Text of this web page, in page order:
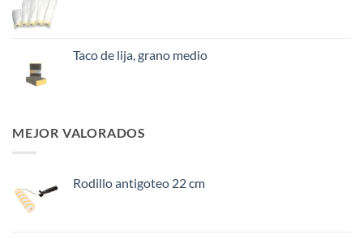
Taco de lija, grano medio
MEJOR VALORADOS
Rodillo antigoteo 22 cm